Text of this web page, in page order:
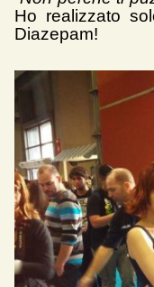
Ho realizzato
Diazepam!